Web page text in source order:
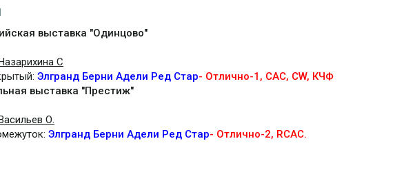
выставка "Одинцово"
С
Элгранд Берни Адели Ред Стар- Отлично-1, САС, CW, КЧФ
выставка "Престиж"
О.
Элгранд Берни Адели Ред Стар- Отлично-2, RCAC.